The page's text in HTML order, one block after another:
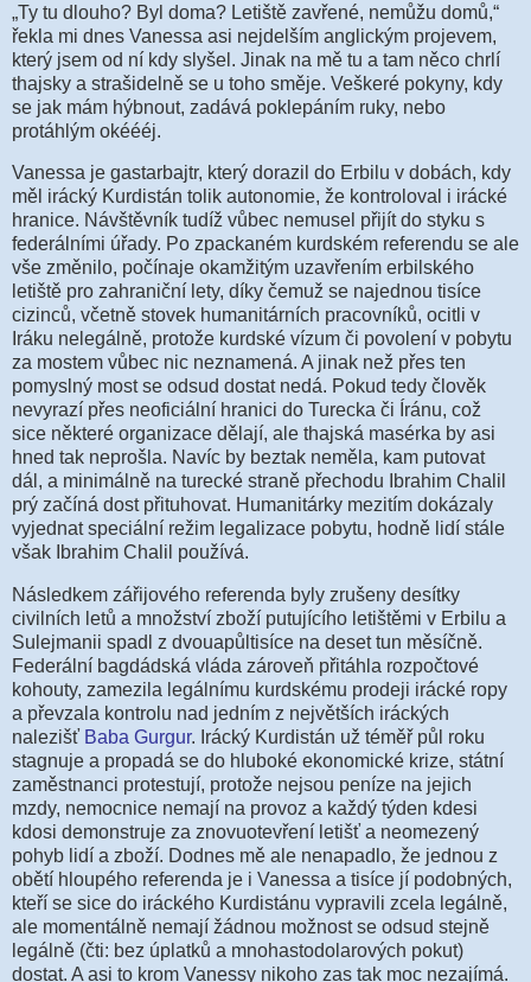
„Ty tu dlouho? Byl doma? Letiště zavřené, nemůžu domů,“
řekla mi dnes Vanessa asi nejdelším anglickým projevem,
který jsem od ní kdy slyšel. Jinak na mě tu a tam něco chrlí
thajsky a strašidelně se u toho směje. Veškeré pokyny, kdy
se jak mám hýbnout, zadává poklepáním ruky, nebo
protáhlým okéééj.
Vanessa je gastarbajtr, který dorazil do Erbilu v dobách, kdy
měl irácký Kurdistán tolik autonomie, že kontroloval i irácké
hranice. Návštěvník tudíž vůbec nemusel přijít do styku s
federálními úřady. Po zpackaném kurdském referendu se ale
vše změnilo, počínaje okamžitým uzavřením erbilského
letiště pro zahraniční lety, díky čemuž se najednou tisíce
cizinců, včetně stovek humanitárních pracovníků, ocitli v
Iráku nelegálně, protože kurdské vízum či povolení v pobytu
za mostem vůbec nic neznamená. A jinak než přes ten
pomyslný most se odsud dostat nedá. Pokud tedy člověk
nevyrazí přes neoficiální hranici do Turecka či Íránu, což
sice některé organizace dělají, ale thajská masérka by asi
hned tak neprošla. Navíc by beztak neměla, kam putovat
dál, a minimálně na turecké straně přechodu Ibrahim Chalil
prý začíná dost přituhovat. Humanitárky mezitím dokázaly
vyjednat speciální režim legalizace pobytu, hodně lidí stále
však Ibrahim Chalil používá.
Následkem zářijového referenda byly zrušeny desítky
civilních letů a množství zboží putujícího letištěmi v Erbilu a
Sulejmanii spadl z dvouapůltisíce na deset tun měsíčně.
Federální bagdádská vláda zároveň přitáhla rozpočtové
kohouty, zamezila legálnímu kurdskému prodeji irácké ropy
a převzala kontrolu nad jedním z největších iráckých
nalezišť Baba Gurgur. Irácký Kurdistán už téměř půl roku
stagnuje a propadá se do hluboké ekonomické krize, státní
zaměstnanci protestují, protože nejsou peníze na jejich
mzdy, nemocnice nemají na provoz a každý týden kdesi
kdosi demonstruje za znovuotevření letišť a neomezený
pohyb lidí a zboží. Dodnes mě ale nenapadlo, že jednou z
obětí hloupého referenda je i Vanessa a tisíce jí podobných,
kteří se sice do iráckého Kurdistánu vypravili zcela legálně,
ale momentálně nemají žádnou možnost se odsud stejně
legálně (čti: bez úplatků a mnohastodolarových pokut)
dostat. A asi to krom Vanessy nikoho zas tak moc nezajímá.